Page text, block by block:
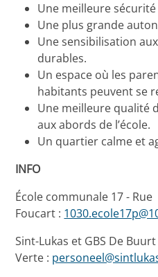
Une meilleure
Une plus grande
Une sensibilisation
durables.
Un espace où les
habitants peuvent se
Une meilleure qualité
aux abords de l’école.
Un quartier calme et
INFO
École communale 17 - Rue
Foucart :
Sint-Lukas et GBS De Buurt
Verte :